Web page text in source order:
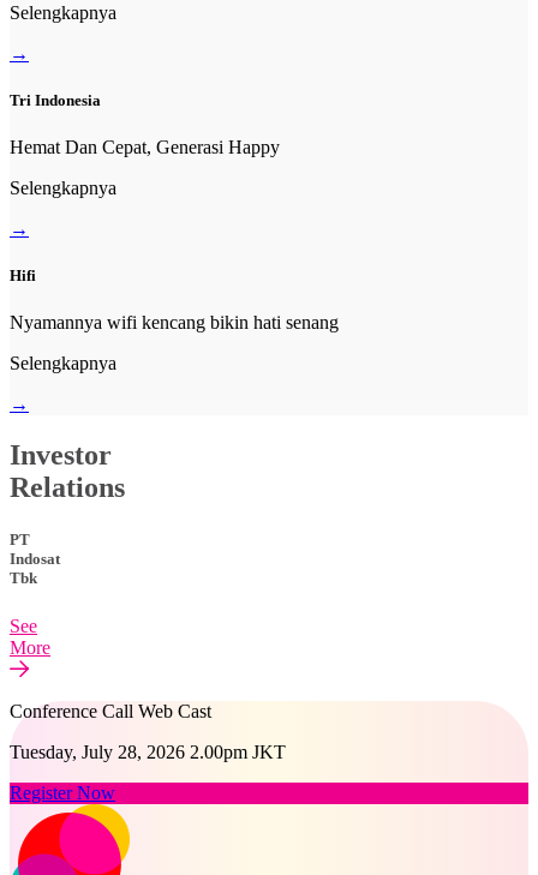
Selengkapnya
→
Tri Indonesia
Hemat Dan Cepat, Generasi Happy
Selengkapnya
→
Hifi
Nyamannya wifi kencang bikin hati senang
Selengkapnya
→
Investor
Relations
PT
Indosat
Tbk
See
More
Conference Call Web Cast
Tuesday, July 28, 2026 2.00pm JKT
Register Now